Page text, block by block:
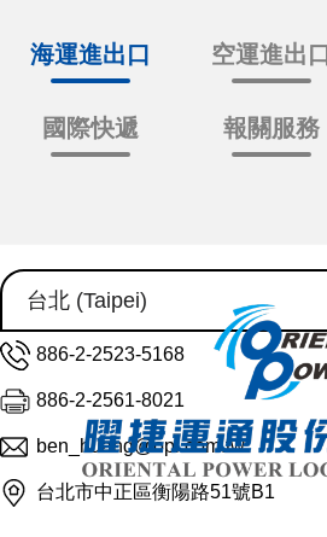
海運進出口 空運進出口
國際快遞 報關服務
886-2-2523-5168
886-2-2561-8021
ben_huang@opl.com.tw
台北市中正區衡陽路51號B1